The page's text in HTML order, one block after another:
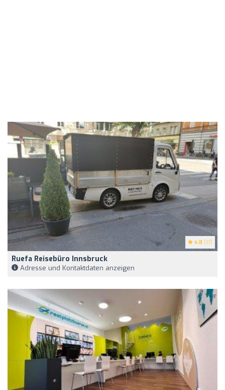
4.8 (17)
Ruefa Reisebüro Innsbruck
Adresse und Kontaktdaten anzeigen